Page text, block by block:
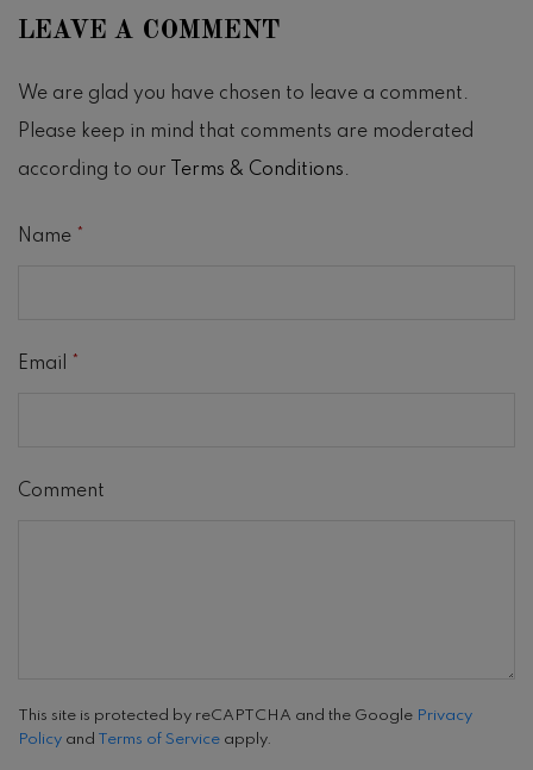
LEAVE A COMMENT
We are glad you have chosen to leave a comment.
Please keep in mind that comments are moderated
according to our Terms & Conditions.
Name
Email
Comment
This site is protected by reCAPTCHA and the Google Privacy
Policy and Terms of Service apply.